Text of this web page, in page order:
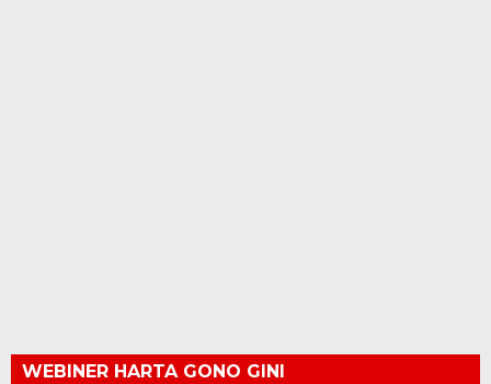
WEBINER HARTA GONO GINI